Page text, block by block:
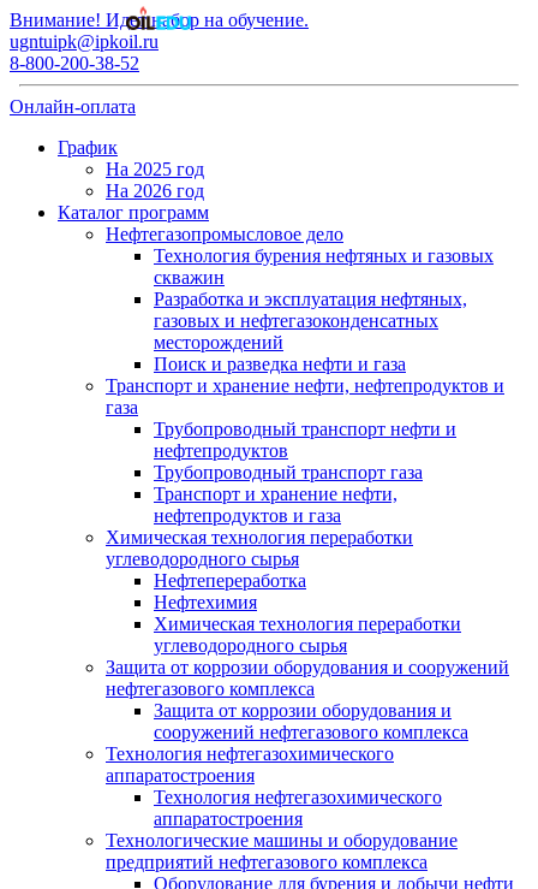
Внимание! Идет набор на обучение.
ugntuipk@ipkoil.ru
8-800-200-38-52
Онлайн-оплата
График
На 2025 год
На 2026 год
Каталог программ
Нефтегазопромысловое дело
Технология бурения нефтяных и газовых
скважин
Разработка и эксплуатация нефтяных,
газовых и нефтегазоконденсатных
месторождений
Поиск и разведка нефти и газа
Транспорт и хранение нефти, нефтепродуктов и
газа
Трубопроводный транспорт нефти и
нефтепродуктов
Трубопроводный транспорт газа
Транспорт и хранение нефти,
нефтепродуктов и газа
Химическая технология переработки
углеводородного сырья
Нефтепереработка
Нефтехимия
Химическая технология переработки
углеводородного сырья
Защита от коррозии оборудования и сооружений
нефтегазового комплекса
Защита от коррозии оборудования и
сооружений нефтегазового комплекса
Технология нефтегазохимического
аппаратостроения
Технология нефтегазохимического
аппаратостроения
Технологические машины и оборудование
предприятий нефтегазового комплекса
Оборудование для бурения и добычи нефти